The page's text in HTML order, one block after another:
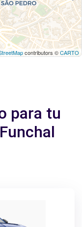
contributors ©CARTO
para tu